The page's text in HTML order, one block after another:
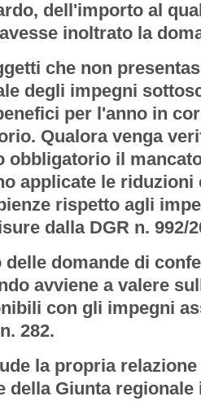
dell'importo al
inoltrato la
che non
degli impegni
per l'anno in
Qualora venga
obbligatorio il
applicate le
rispetto agli
dalla DGR n. 992/
delle domande di
avviene a valere
con gli impegni
282.
la propria
della Giunta regionale